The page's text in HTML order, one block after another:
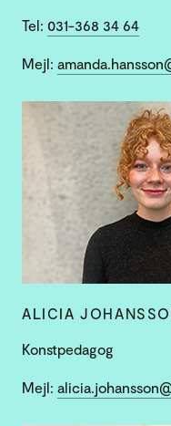
Tel: 031-368 34 64
Mejl:
ALICIA
Konstpedagog
Mejl: